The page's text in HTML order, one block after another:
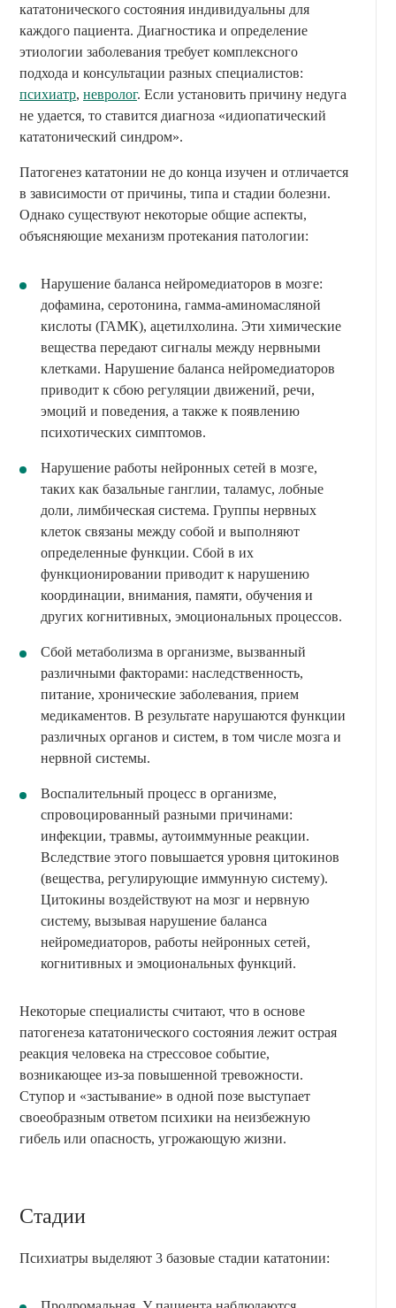
кататонического состояния индивидуальны для
каждого пациента. Диагностика и определение
этиологии заболевания требует комплексного
подхода и консультации разных специалистов:
психиатр, невролог. Если установить причину недуга
не удается, то ставится диагноза «идиопатический
кататонический синдром».
Патогенез кататонии не до конца изучен и отличается
в зависимости от причины, типа и стадии болезни.
Однако существуют некоторые общие аспекты,
объясняющие механизм протекания патологии:
Нарушение баланса нейромедиаторов в мозге:
дофамина, серотонина, гамма-аминомасляной
кислоты (ГАМК), ацетилхолина. Эти химические
вещества передают сигналы между нервными
клетками. Нарушение баланса нейромедиаторов
приводит к сбою регуляции движений, речи,
эмоций и поведения, а также к появлению
психотических симптомов.
Нарушение работы нейронных сетей в мозге,
таких как базальные ганглии, таламус, лобные
доли, лимбическая система. Группы нервных
клеток связаны между собой и выполняют
определенные функции. Сбой в их
функционировании приводит к нарушению
координации, внимания, памяти, обучения и
других когнитивных, эмоциональных процессов.
Сбой метаболизма в организме, вызванный
различными факторами: наследственность,
питание, хронические заболевания, прием
медикаментов. В результате нарушаются функции
различных органов и систем, в том числе мозга и
нервной системы.
Воспалительный процесс в организме,
спровоцированный разными причинами:
инфекции, травмы, аутоиммунные реакции.
Вследствие этого повышается уровня цитокинов
(вещества, регулирующие иммунную систему).
Цитокины воздействуют на мозг и нервную
систему, вызывая нарушение баланса
нейромедиаторов, работы нейронных сетей,
когнитивных и эмоциональных функций.
Некоторые специалисты считают, что в основе
патогенеза кататонического состояния лежит острая
реакция человека на стрессовое событие,
возникающее из-за повышенной тревожности.
Ступор и «застывание» в одной позе выступает
своеобразным ответом психики на неизбежную
гибель или опасность, угрожающую жизни.
Стадии
Психиатры выделяют 3 базовые стадии кататонии: